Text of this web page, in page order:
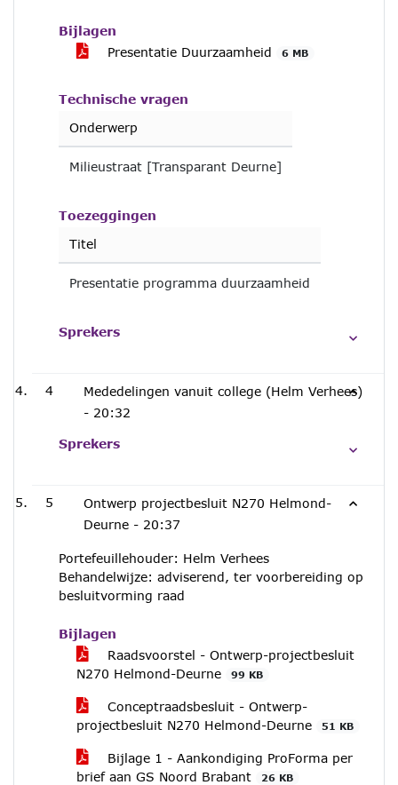
Bijlagen
Presentatie Duurzaamheid
6 MB
Technische vragen
Onderwerp
Milieustraat [Transparant Deurne]
Toezeggingen
Titel
Presentatie programma duurzaamheid
Sprekers
4
Mededelingen vanuit college (Helm Verhees)
- 20:32
Sprekers
5
Ontwerp projectbesluit N270 Helmond-
Deurne - 20:37
Portefeuillehouder: Helm Verhees
Behandelwijze: adviserend, ter voorbereiding op
besluitvorming raad
Bijlagen
Raadsvoorstel - Ontwerp-projectbesluit
N270 Helmond-Deurne
99 KB
Conceptraadsbesluit - Ontwerp-
projectbesluit N270 Helmond-Deurne
51 KB
Bijlage 1 - Aankondiging ProForma per
brief aan GS Noord Brabant
26 KB